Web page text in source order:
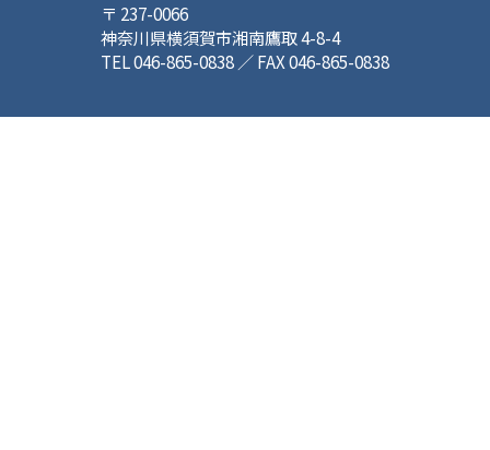
〒 237-0066
神奈川県横須賀市湘南鷹取 4-8-4
TEL 046-865-0838 ／ FAX 046-865-0838